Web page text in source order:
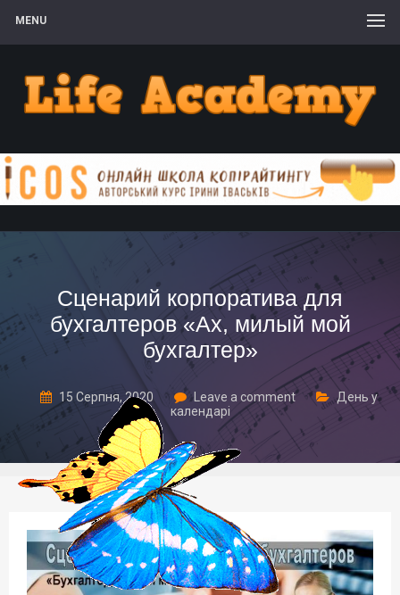
MENU
Сценарий корпоратива для
бухгалтеров «Ах, милый мой
бухгалтер»
15 Серпня, 2020 Leave a comment
День у
календарі